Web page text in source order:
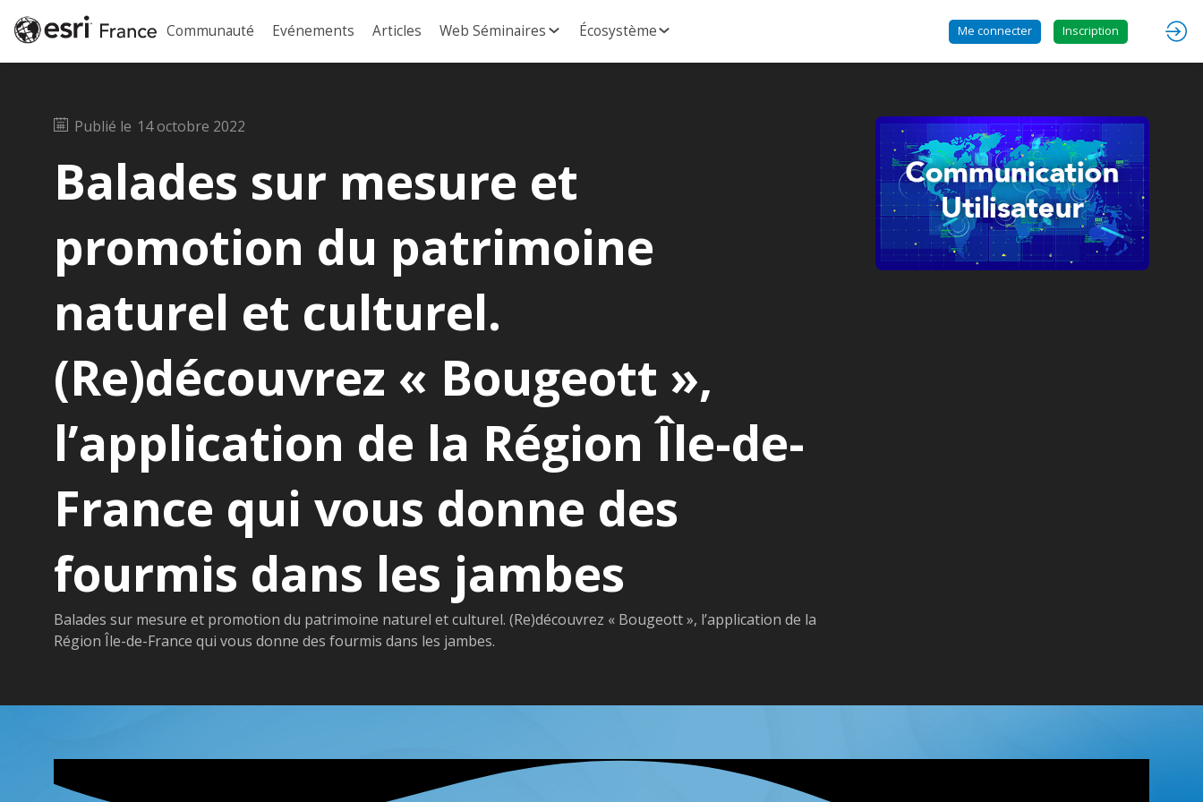
Communauté Evénements Articles Web Séminaires Écosystème Me connecter Inscription
Publié le 14 octobre 2022
Balades sur mesure et
promotion du patrimoine
naturel et culturel.
(Re)découvrez « Bougeott »,
l’application de la Région Île-de-
France qui vous donne des
fourmis dans les jambes
Balades sur mesure et promotion du patrimoine naturel et culturel. (Re)découvrez « Bougeott », l’application de la
Région Île-de-France qui vous donne des fourmis dans les jambes.